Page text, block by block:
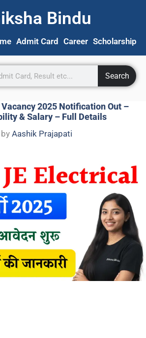
Bindu
Admit Card Career Scholarship
Search
2025 Notification Out –
& Salary – Full Details
by Aashik Prajapati